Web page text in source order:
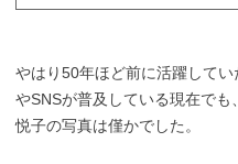
やはり50年ほど前に活躍して
やSNSが普及している現在で
悦子の写真は僅かでした。